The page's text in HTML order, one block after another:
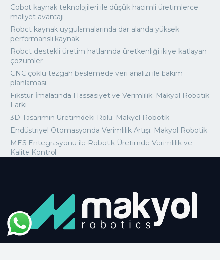
Cobot kaynak teknolojileri ile düşük hacimli üretimlerde
maliyet avantajı
Robot kaynak uygulamalarında dar alanda yüksek
performanslı kaynak
Robot destekli üretim hatlarında üretkenliği ikiye katlayan
çözümler
CNC çoklu tezgah beslemede veri analizi ile bakım
planlaması
Fikstür İmalatında Hassasiyet ve Verimlilik: Makyol Robotik
Farkı
3D Tasarımın Üretimdeki Rolü: Makyol Robotik
Endüstriyel Otomasyonda Verimlilik Artışı: Makyol Robotik
MES Entegrasyonu ile Robotik Üretimde Verimlilik ve
Kalite Kontrol